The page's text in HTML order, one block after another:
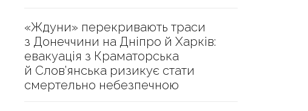
«Ждуни» перекривають траси
з Донеччини на Дніпро й Харків:
евакуація з Краматорська
й Слов’янська ризикує стати
смертельно небезпечною